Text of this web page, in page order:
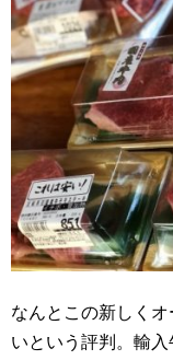
なんとこの新しく
いという評判。輸